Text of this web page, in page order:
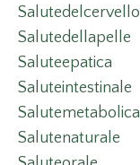
Salutedelcervello
Salutedellapelle
Saluteepatica
Saluteintestinale
Salutemetabolica
Salutenaturale